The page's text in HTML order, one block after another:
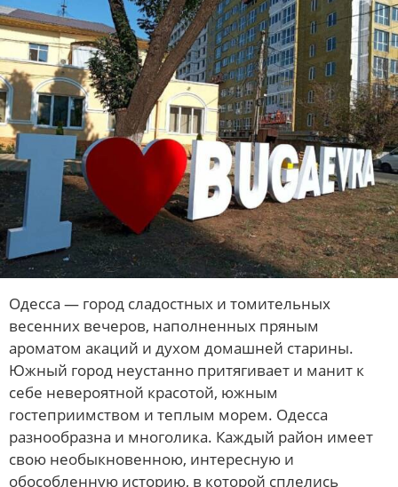
Одесса — город сладостных и томительных
весенних вечеров, наполненных пряным
ароматом акаций и духом домашней старины.
Южный город неустанно притягивает и манит к
себе невероятной красотой, южным
гостеприимством и теплым морем. Одесса
разнообразна и многолика. Каждый район имеет
свою необыкновенною, интересную и
обособленную историю, в которой сплелись